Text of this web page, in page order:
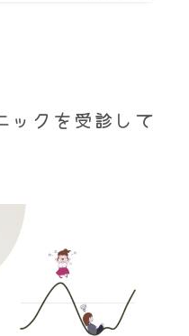
ックを受診して